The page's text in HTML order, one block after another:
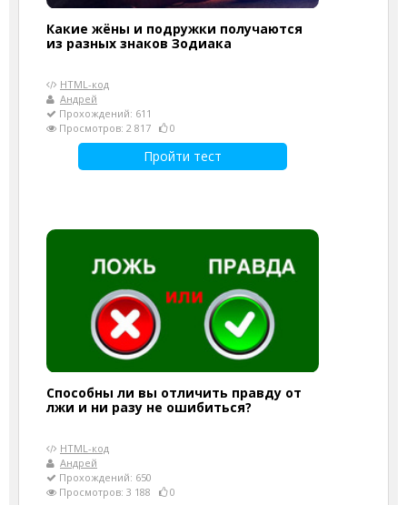
Какие жёны и подружки получаются
из разных знаков Зодиака
HTML-код
Андрей
Прохождений: 611
Просмотров: 2 817
0
Пройти тест
Способны ли вы отличить правду от
лжи и ни разу не ошибиться?
HTML-код
Андрей
Прохождений: 650
Просмотров: 3 188
0